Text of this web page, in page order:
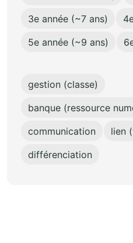
3e année (~7 ans)
5e année (~9 ans)
gestion (classe)
banque (ressource
communication
lien
différenciation